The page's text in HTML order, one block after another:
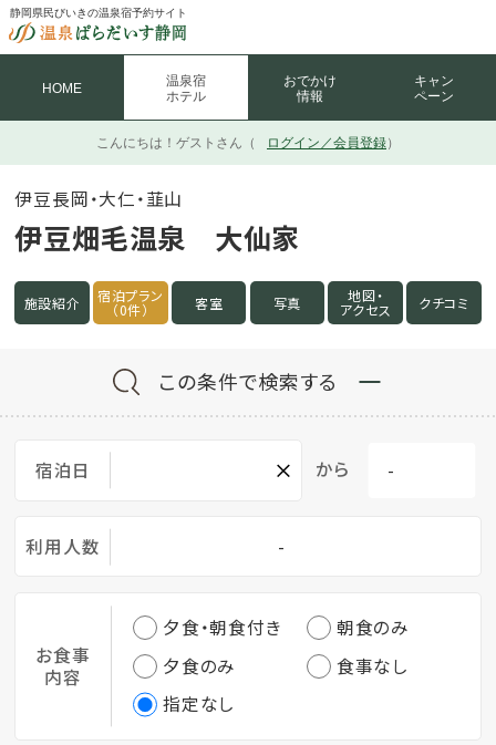
静岡県民びいきの温泉宿予約サイト
HOME
温泉宿
ホテル
おでかけ
情報
キャン
ペーン
こんにちは！ ゲストさん（ ログイン／会員登録）
伊豆長岡・大仁・韮山
伊豆畑毛温泉 大仙家
施設紹介 宿泊プラン
（0件） 客室 写真 地図・
アクセス クチコミ
この条件で検索する
宿泊日 × から
利用人数 -
お食事
内容
夕食・朝食付き
朝食のみ
夕食のみ
食事なし
指定なし